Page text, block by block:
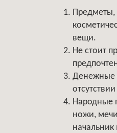
Предметы,
вещи.
Не стоит
Денежные
Народные
ножи,
начальник